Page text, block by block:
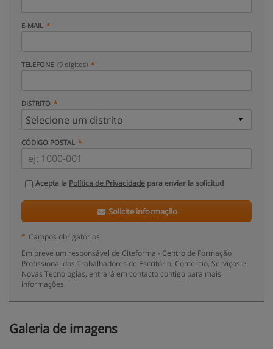
E-MAIL
TELEFONE (9 dígitos)
DISTRITO
CÓDIGO POSTAL
Acepta la Política de Privacidade para enviar la solicitud
Solicite informação
* Campos obrigatórios
Em breve um responsável de Citeforma - Centro de Formação
Profissional dos Trabalhadores de Escritório, Comércio, Serviços e
Novas Tecnologias, entrará em contacto contigo para mais
informações.
Galeria de imagens